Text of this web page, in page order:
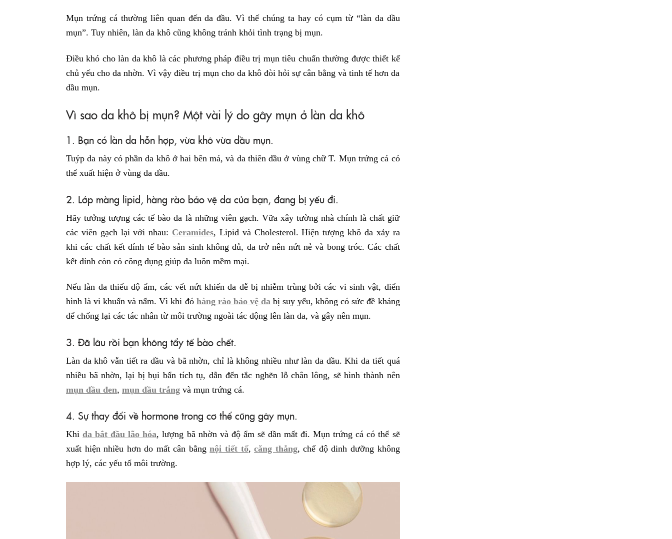
Mụn trứng cá thường liên quan đến da đầu. Vì thế chúng ta hay có cụm từ “làn da dầu
mụn”. Tuy nhiên, làn da khô cũng không tránh khỏi tình trạng bị mụn.
Điều khó cho làn da khô là các phương pháp điều trị mụn tiêu chuẩn thường được thiết kế
chủ yếu cho da nhờn. Vì vậy điều trị mụn cho da khô đòi hỏi sự cân bằng và tinh tế hơn da
dầu mụn.
Vì sao da khô bị mụn? Một vài lý do gây mụn ở làn da khô
1. Bạn có làn da hỗn hợp, vừa khô vừa dầu mụn.
Tuýp da này có phần da khô ở hai bên má, và da thiên dầu ở vùng chữ T. Mụn trứng cá có
thể xuất hiện ở vùng da dầu.
2. Lớp màng lipid, hàng rào bảo vệ da của bạn, đang bị yếu đi.
Hãy tưởng tượng các tế bào da là những viên gạch. Vữa xây tường nhà chính là chất giữ
các viên gạch lại với nhau: Ceramides, Lipid và Cholesterol. Hiện tượng khô da xảy ra
khi các chất kết dính tế bào sản sinh không đủ, da trở nên nứt nẻ và bong tróc. Các chất
kết dính còn có công dụng giúp da luôn mềm mại.
Nếu làn da thiếu độ ẩm, các vết nứt khiến da dễ bị nhiễm trùng bởi các vi sinh vật, điển
hình là vi khuẩn và nấm. Vì khi đó hàng rào bảo vệ da bị suy yếu, không có sức đề kháng
để chống lại các tác nhân từ môi trường ngoài tác động lên làn da, và gây nên mụn.
3. Đã lâu rồi bạn không tẩy tế bào chết.
Làn da khô vẫn tiết ra dầu và bã nhờn, chỉ là không nhiều như làn da dầu. Khi da tiết quá
nhiều bã nhờn, lại bị bụi bẩn tích tụ, dẫn đến tắc nghẽn lỗ chân lông, sẽ hình thành nên
mụn đầu đen, mụn đầu trắng và mụn trứng cá.
4. Sự thay đổi về hormone trong cơ thể cũng gây mụn.
Khida bắt đầu lão hóa, lượng bã nhờn và độ ẩm sẽ dần mất đi. Mụn trứng cá có thể sẽ
xuất hiện nhiều hơn do mất cân bằngnội tiết tố,căng thẳng, chế độ dinh dưỡng không
hợp lý, các yếu tố môi trường.